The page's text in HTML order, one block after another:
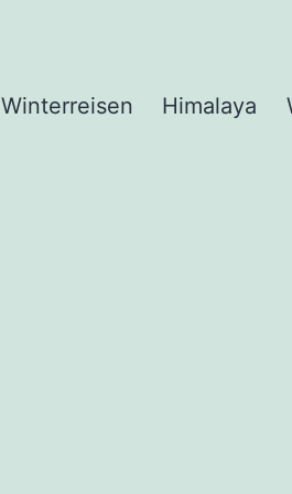
Winterreisen Himalaya